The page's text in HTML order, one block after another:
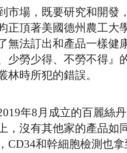
市場，既要研究和開發
正頂著美國德州農工大
無法訂出和產品一樣健
少勞少得、不勞不得
林時所犯的錯誤。
年8月成立的百麗絲
，沒有其他家的產品如
CD34和幹細胞檢測也